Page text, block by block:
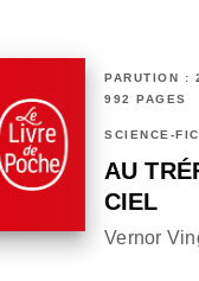
PARUTION :
992 PAGES
SCIENCE-
AU
CIEL
Vernor